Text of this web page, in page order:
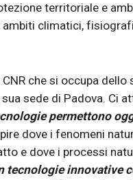
territoriale e
climatici,
CNR che si occupa
sede di Padova. Ci
permettono
dove i fenomeni
tecnologie innovative